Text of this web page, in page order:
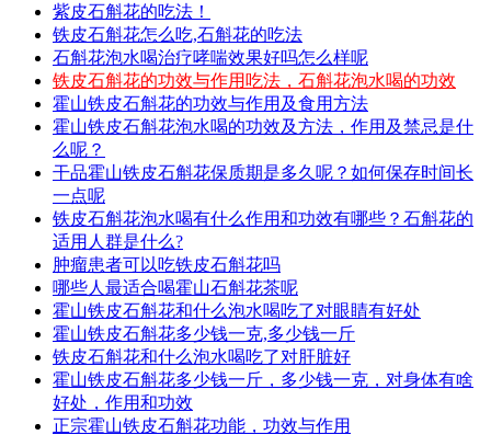
紫皮石斛花的吃法！
铁皮石斛花怎么吃,石斛花的吃法
石斛花泡水喝治疗哮喘效果好吗怎么样呢
铁皮石斛花的功效与作用吃法，石斛花泡水喝的功效
霍山铁皮石斛花的功效与作用及食用方法
霍山铁皮石斛花泡水喝的功效及方法，作用及禁忌是什
么呢？
干品霍山铁皮石斛花保质期是多久呢？如何保存时间长
一点呢
铁皮石斛花泡水喝有什么作用和功效有哪些？石斛花的
适用人群是什么?
肿瘤患者可以吃铁皮石斛花吗
哪些人最适合喝霍山石斛花茶呢
霍山铁皮石斛花和什么泡水喝吃了对眼睛有好处
霍山铁皮石斛花多少钱一克,多少钱一斤
铁皮石斛花和什么泡水喝吃了对肝脏好
霍山铁皮石斛花多少钱一斤，多少钱一克，对身体有啥
好处，作用和功效
正宗霍山铁皮石斛花功能，功效与作用